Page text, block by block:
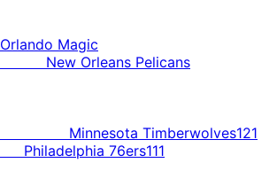
Orlando Magic
New Orleans Pelicans
Minnesota Timberwolves121
Philadelphia 76ers111